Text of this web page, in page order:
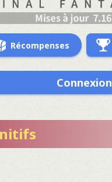
Récompenses
Connexion